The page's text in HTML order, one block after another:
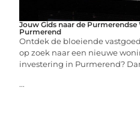
Jouw Gids naar de
Purmerend
Ontdek de bloeiende
op zoek naar een nieuwe
investering in Purmerend?
...